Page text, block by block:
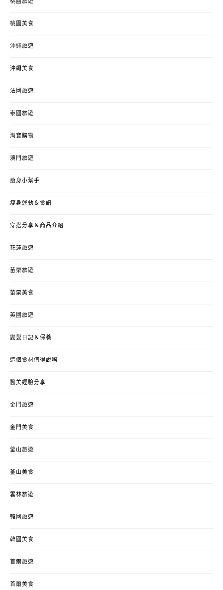
桃園旅遊
桃園美食
沖繩旅遊
沖繩美食
法國旅遊
泰國旅遊
淘寶購物
澳門旅遊
瘦身小幫手
瘦身運動＆食譜
穿搭分享＆商品介紹
花蓮旅遊
苗栗旅遊
苗栗美食
英國旅遊
變髮日記＆保養
這個食材值得說嘴
醫美經驗分享
金門旅遊
金門美食
釜山旅遊
釜山美食
雲林旅遊
韓國旅遊
韓國美食
首爾旅遊
首爾美食